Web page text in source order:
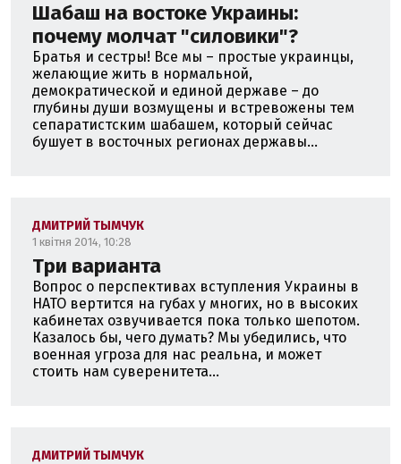
Шабаш на востоке Украины:
почему молчат "силовики"?
Братья и сестры! Все мы – простые украинцы,
желающие жить в нормальной,
демократической и единой державе – до
глубины души возмущены и встревожены тем
сепаратистским шабашем, который сейчас
бушует в восточных регионах державы...
ДМИТРИЙ ТЫМЧУК
1 квітня 2014, 10:28
Три варианта
Вопрос о перспективах вступления Украины в
НАТО вертится на губах у многих, но в высоких
кабинетах озвучивается пока только шепотом.
Казалось бы, чего думать? Мы убедились, что
военная угроза для нас реальна, и может
стоить нам суверенитета...
ДМИТРИЙ ТЫМЧУК